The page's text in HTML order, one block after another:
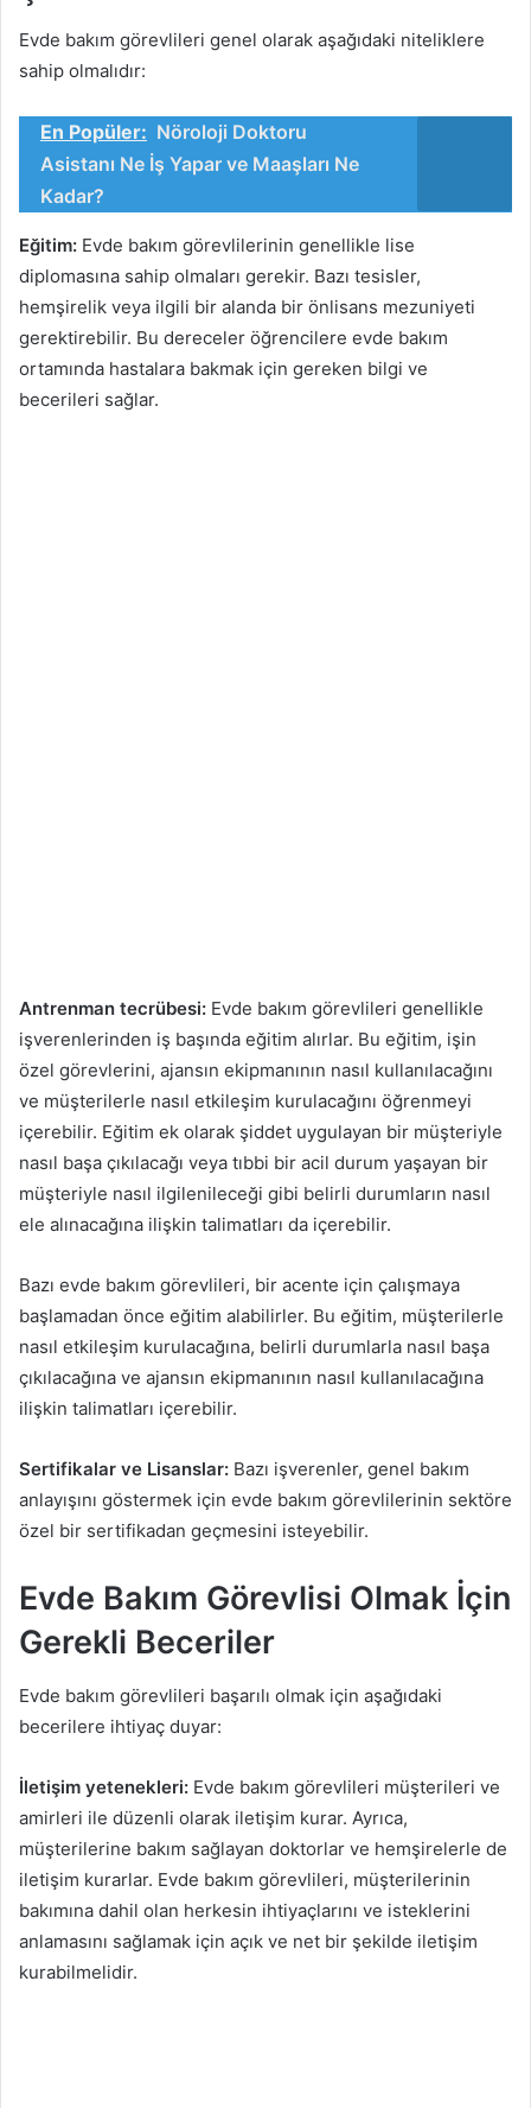
Evde bakım görevlileri genel olarak aşağıdaki niteliklere
sahip olmalıdır:
En Popüler: Nöroloji Doktoru
Asistanı Ne İş Yapar ve Maaşları Ne
Kadar?
Eğitim: Evde bakım görevlilerinin genellikle lise
diplomasına sahip olmaları gerekir. Bazı tesisler,
hemşirelik veya ilgili bir alanda bir önlisans mezuniyeti
gerektirebilir. Bu dereceler öğrencilere evde bakım
ortamında hastalara bakmak için gereken bilgi ve
becerileri sağlar.
Antrenman tecrübesi: Evde bakım görevlileri genellikle
işverenlerinden iş başında eğitim alırlar. Bu eğitim, işin
özel görevlerini, ajansın ekipmanının nasıl kullanılacağını
ve müşterilerle nasıl etkileşim kurulacağını öğrenmeyi
içerebilir. Eğitim ek olarak şiddet uygulayan bir müşteriyle
nasıl başa çıkılacağı veya tıbbi bir acil durum yaşayan bir
müşteriyle nasıl ilgilenileceği gibi belirli durumların nasıl
ele alınacağına ilişkin talimatları da içerebilir.
Bazı evde bakım görevlileri, bir acente için çalışmaya
başlamadan önce eğitim alabilirler. Bu eğitim, müşterilerle
nasıl etkileşim kurulacağına, belirli durumlarla nasıl başa
çıkılacağına ve ajansın ekipmanının nasıl kullanılacağına
ilişkin talimatları içerebilir.
Sertifikalar ve Lisanslar: Bazı işverenler, genel bakım
anlayışını göstermek için evde bakım görevlilerinin sektöre
özel bir sertifikadan geçmesini isteyebilir.
Evde Bakım Görevlisi Olmak İçin
Gerekli Beceriler
Evde bakım görevlileri başarılı olmak için aşağıdaki
becerilere ihtiyaç duyar:
İletişim yetenekleri: Evde bakım görevlileri müşterileri ve
amirleri ile düzenli olarak iletişim kurar. Ayrıca,
müşterilerine bakım sağlayan doktorlar ve hemşirelerle de
iletişim kurarlar. Evde bakım görevlileri, müşterilerinin
bakımına dahil olan herkesin ihtiyaçlarını ve isteklerini
anlamasını sağlamak için açık ve net bir şekilde iletişim
kurabilmelidir.